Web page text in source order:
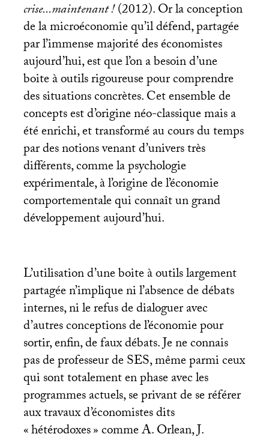
crise...maintenant!(2012). Or la conception
de la microéconomie qu’il défend, partagée
par l’immense majorité des économistes
aujourd’hui, est que l’on a besoin d’une
boite à outils rigoureuse pour comprendre
des situations concrètes. Cet ensemble de
concepts est d’origine néo-classique mais a
été enrichi, et transformé au cours du temps
par des notions venant d’univers très
différents, comme la psychologie
expérimentale, à l’origine de l’économie
comportementale qui connaît un grand
développement aujourd’hui.
L’utilisation d’une boite à outils largement
partagée n’implique ni l’absence de débats
internes, ni le refus de dialoguer avec
d’autres conceptions de l’économie pour
sortir, enfin, de faux débats. Je ne connais
pas de professeur deSES, même parmi ceux
qui sont totalement en phase avec les
programmes actuels, se privant de se référer
aux travaux d’économistes dits
«hétérodoxes» comme A. Orlean, J.